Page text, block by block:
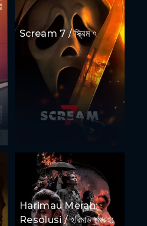
Scream 7 / স্ক্রিম ৭
Harimau Merah:
Resolusi / হরিমাউ মেরাহ: